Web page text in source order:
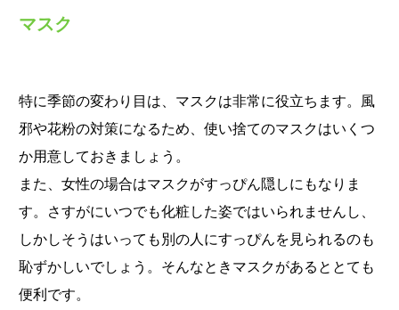
マスク
特に季節の変わり目は、マスクは非常に役立ちます。風
邪や花粉の対策になるため、使い捨てのマスクはいくつ
か用意しておきましょう。
また、女性の場合はマスクがすっぴん隠しにもなりま
す。さすがにいつでも化粧した姿ではいられませんし、
しかしそうはいっても別の人にすっぴんを見られるのも
恥ずかしいでしょう。そんなときマスクがあるととても
便利です。